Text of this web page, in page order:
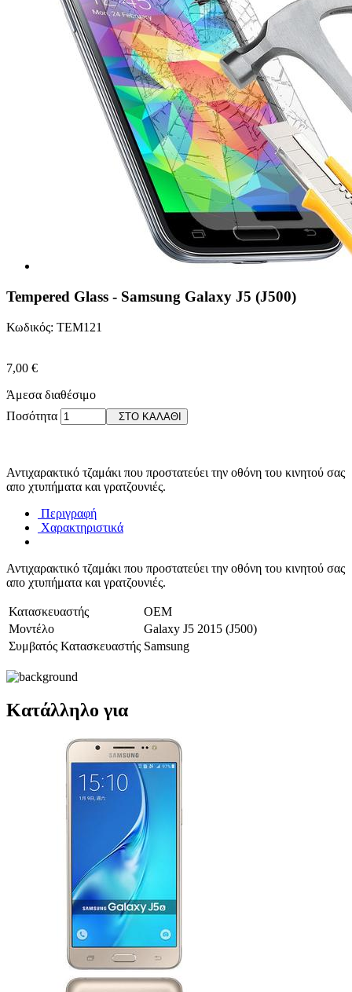
Tempered Glass - Samsung Galaxy J5 (J500)
Κωδικός: TEM121
7,00 €
Άμεσα διαθέσιμο
Ποσότητα
ΣΤΟ ΚΑΛΑΘΙ
Αντιχαρακτικό τζαμάκι που προστατεύει την οθόνη του κινητού σας
απο χτυπήματα και γρατζουνιές.
Περιγραφή
Χαρακτηριστικά
Αντιχαρακτικό τζαμάκι που προστατεύει την οθόνη του κινητού σας
απο χτυπήματα και γρατζουνιές.
Κατασκευαστής
OEM
Μοντέλο
Galaxy J5 2015 (J500)
Συμβατός Κατασκευαστής Samsung
Κατάλληλο για